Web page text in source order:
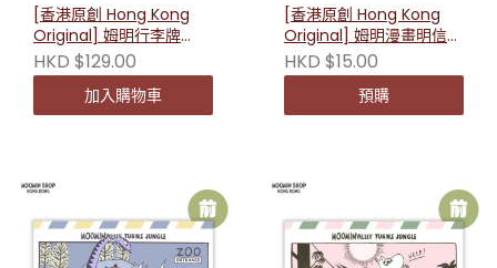
[香港原創 Hong Kong
Original] 姆明行李牌
（姆明款）230696
HKD $129.00
加入購物車
[香港原創 Hong Kong
Original] 姆明漫畫明信片
（一起聚餐）230658
HKD $15.00
預購